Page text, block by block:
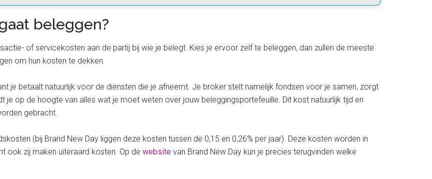
beleggen?
of servicekosten aan de partij bij wie je belegt. Kies je ervoor zelf te beleggen, dan zullen de meeste
om hun kosten te dekken.
je betaalt natuurlijk voor de diensten die je afneemt. Je broker stelt namelijk fondsen voor je samen, zorgt
je op de hoogte van alles wat je moet weten over jouw beleggingsportefeuille. Dit kost natuurlijk tijd en
gebracht.
(bij Brand New Day liggen deze kosten tussen de 0,15 en 0,26% per jaar). Deze kosten worden in
ook zij maken uiteraard kosten. Op de website van Brand New Day kun je precies terugvinden welke